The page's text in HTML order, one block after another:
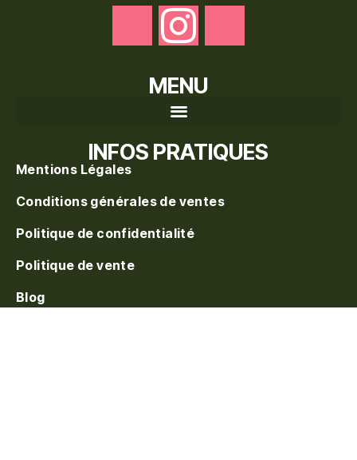
MENU
INFOS PRATIQUES
Mentions Légales
Conditions générales de ventes
Politique de confidentialité
Politique de vente
Blog